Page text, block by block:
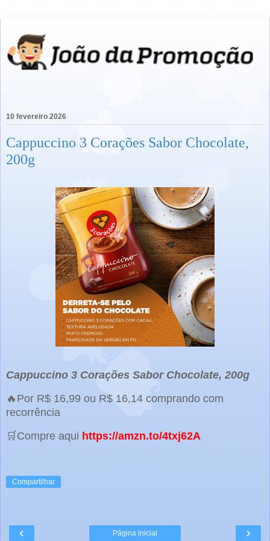
10 fevereiro 2026
Cappuccino 3 Corações Sabor Chocolate,
200g
Cappuccino 3 Corações Sabor Chocolate, 200g
🔥Por R$ 16,99 ou R$ 16,14 comprando com
recorrência
🛒Compre aqui https://amzn.to/4txj62A
Compartilhar
‹ ›
Página inicial